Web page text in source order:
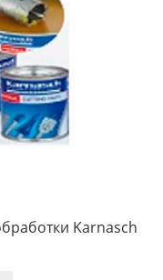
Karnasch